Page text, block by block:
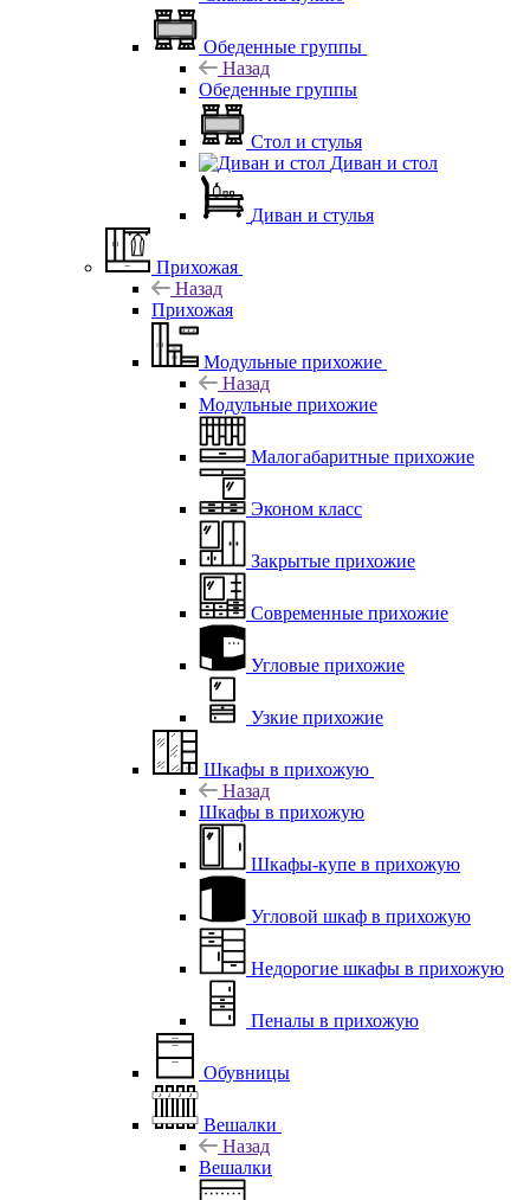
Обеденные группы
Назад
Обеденные группы
Стол и стулья
Диван и стол
Диван и стулья
Прихожая
Назад
Прихожая
Модульные прихожие
Назад
Модульные прихожие
Малогабаритные прихожие
Эконом класс
Закрытые прихожие
Современные прихожие
Угловые прихожие
Узкие прихожие
Шкафы в прихожую
Назад
Шкафы в прихожую
Шкафы-купе в прихожую
Угловой шкаф в прихожую
Недорогие шкафы в прихожую
Пеналы в прихожую
Обувницы
Вешалки
Назад
Вешалки